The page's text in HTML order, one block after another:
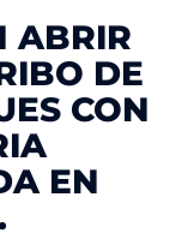
ABRIR
DE
CON
EN